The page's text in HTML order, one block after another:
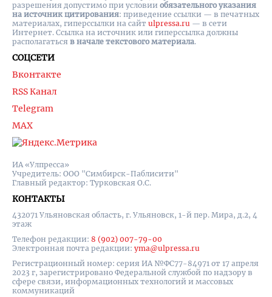
ИА «Улпресса»
Учредитель: ООО "Симбирск-Паблисити"
Главный редактор: Турковская О.С.
КОНТАКТЫ
432071 Ульяновская область, г. Ульяновск, 1-й пер. Мира, д.2, 4
этаж
Телефон редакции: 8 (902) 007-79-00
Электронная почта редакции: yma@ulpressa.ru
Регистрационный номер: серия ИА №ФС77-84971 от 17 апреля
2023 г, зарегистрировано Федеральной службой по надзору в
сфере связи, информационных технологий и массовых
коммуникаций
СОЦСЕТИ
Вконтакте
RSS Канал
Telegram
MAX
разрешения допустимо при условии обязательного указания
на источник цитирования: приведение ссылки — в печатных
материалах, гиперссылки на cайт ulpressa.ru — в сети
Интернет. Ссылка на источник или гиперссылка должны
располагаться в начале текстового материала.